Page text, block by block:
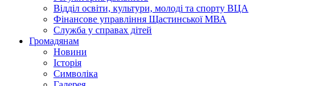
Відділ освіти, культури, молоді та спорту ВЦА
Фінансове управління Щастинської МВА
Служба у справах дітей
Громадянам
Новини
Історія
Символіка